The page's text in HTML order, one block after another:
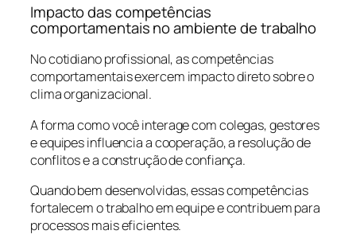
Impacto das competências
comportamentais no ambiente de trabalho
No cotidiano profissional, as competências
comportamentais exercem impacto direto sobre o
clima organizacional.
A forma como você interage com colegas, gestores
e equipes influencia a cooperação, a resolução de
conflitos e a construção de confiança.
Quando bem desenvolvidas, essas competências
fortalecem o trabalho em equipe e contribuem para
processos mais eficientes.